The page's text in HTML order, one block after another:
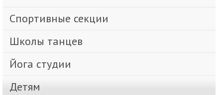
Спортивные секции
Школы танцев
Йога студии
Детям